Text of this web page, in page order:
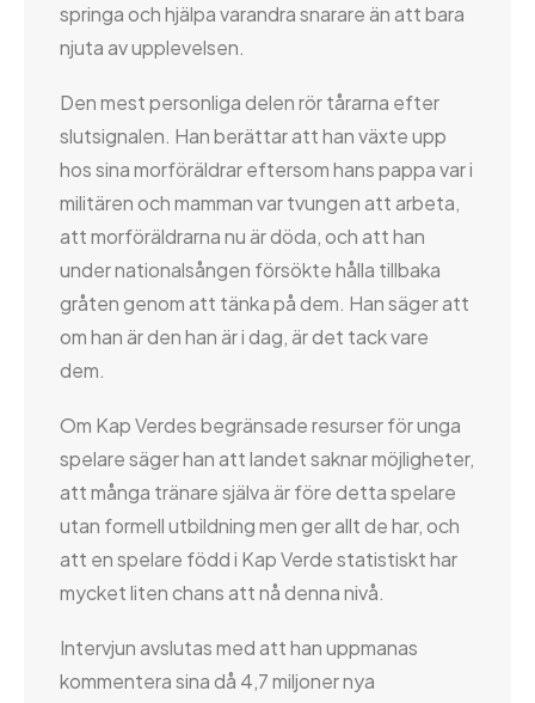
springa och hjälpa varandra snarare än att bara
njuta av upplevelsen.
Den mest personliga delen rör tårarna efter
slutsignalen. Han berättar att han växte upp
hos sina morföräldrar eftersom hans pappa var i
militären och mamman var tvungen att arbeta,
att morföräldrarna nu är döda, och att han
under nationalsången försökte hålla tillbaka
gråten genom att tänka på dem. Han säger att
om han är den han är i dag, är det tack vare
dem.
Om Kap Verdes begränsade resurser för unga
spelare säger han att landet saknar möjligheter,
att många tränare själva är före detta spelare
utan formell utbildning men ger allt de har, och
att en spelare född i Kap Verde statistiskt har
mycket liten chans att nå denna nivå.
Intervjun avslutas med att han uppmanas
kommentera sina då 4,7 miljoner nya